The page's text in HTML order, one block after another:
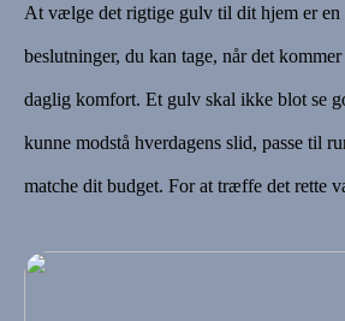
At vælge det rigtige gulv til dit hjem er en
beslutninger, du kan tage, når det
daglig komfort. Et gulv skal ikke blot se
kunne modstå hverdagens slid, passe til
matche dit budget. For at træffe det rette